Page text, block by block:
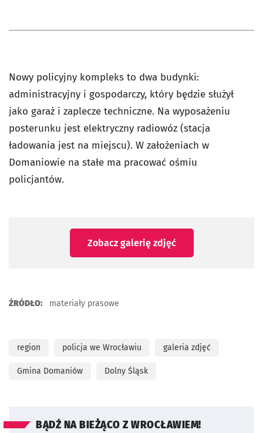
Nowy policyjny kompleks to dwa budynki:
administracyjny i gospodarczy, który będzie służył
jako garaż i zaplecze techniczne. Na wyposażeniu
posterunku jest elektryczny radiowóz (stacja
ładowania jest na miejscu). W założeniach w
Domaniowie na stałe ma pracować ośmiu
policjantów.
Zobacz galerię zdjęć
ŹRÓDŁO: materiały prasowe
region policja we Wrocławiu galeria zdjęć
Gmina Domaniów Dolny Śląsk
BĄDŹ NA BIEŻĄCO Z WROCŁAWIEM!